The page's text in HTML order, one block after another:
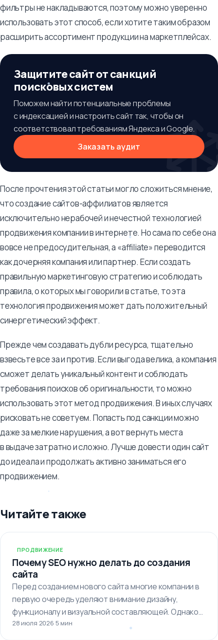
фильтры не накладываются, поэтому можно уверенно
использовать этот способ, если хотите таким образом
расширить ассортимент продукции на маркетплейсах.
Защитите сайт от санкций
поисковых систем
Поможем найти потенциальные проблемы
с индексацией и настроить сайт так, чтобы он
соответствовал требованиям Яндекса и Google.
Заказать аудит
После прочтения этой статьи могло сложиться мнение,
что создание сайтов-аффилиатов является
исключительно нерабочей и нечестной технологией
продвижения компании в интернете. Но сама по себе она
вовсе не предосудительная, а «affiliate» переводится
как дочерняя компания или партнер. Если создать
правильную маркетинговую стратегию и соблюдать
правила, о которых мы говорили в статье, то эта
технология продвижения может дать положительный
синергетический эффект.
Прежде чем создавать дубли ресурса, тщательно
взвесьте все за и против. Если выгода велика, а компания
сможет делать уникальный контент и соблюдать
требования поисков об оригинальности, то можно
использовать этот метод продвижения. В иных случаях
рисковать не советуем. Попасть под санкции можно
даже за мелкие нарушения, а вот вернуть места
в выдаче затратно и сложно. Лучше довести один сайт
до идеала и продолжать активно заниматься его
продвижением.
Читайте также
ПРОДВИЖЕНИЕ
Почему SEO нужно делать до создания
сайта
Перед созданием нового сайта многие компании в
первую очередь уделяют внимание дизайну,
функционалу и визуальной составляющей. Однако
важно…
28 июля 2026·5 мин